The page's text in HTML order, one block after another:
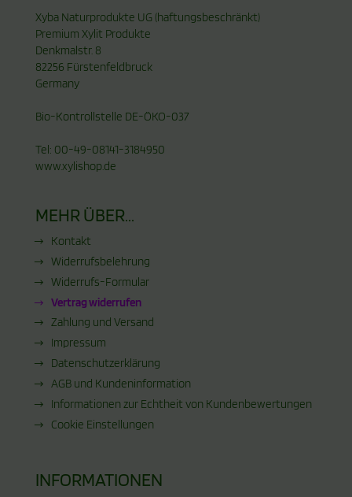
Xyba Naturprodukte UG (haftungsbeschränkt)
Premium Xylit Produkte
Denkmalstr. 8
82256 Fürstenfeldbruck
Germany
Bio-Kontrollstelle DE-ÖKO-037
Tel: 00-49-08141-3184950
www.xylishop.de
MEHR ÜBER...
Kontakt
Widerrufsbelehrung
Widerrufs-Formular
Vertrag widerrufen
Zahlung und Versand
Impressum
Datenschutzerklärung
AGB und Kundeninformation
Informationen zur Echtheit von Kundenbewertungen
Cookie Einstellungen
INFORMATIONEN